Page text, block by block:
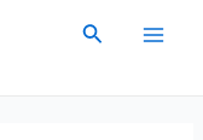
検
Main